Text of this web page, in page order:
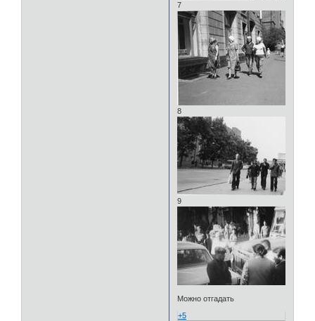
7
8
9
Можно отгадать
+5